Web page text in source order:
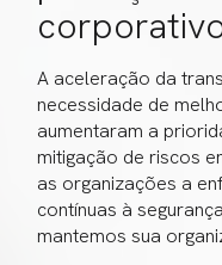
A aceleração da
necessidade de
aumentaram a
mitigação de riscos
as organizações a
contínuas à
mantemos sua